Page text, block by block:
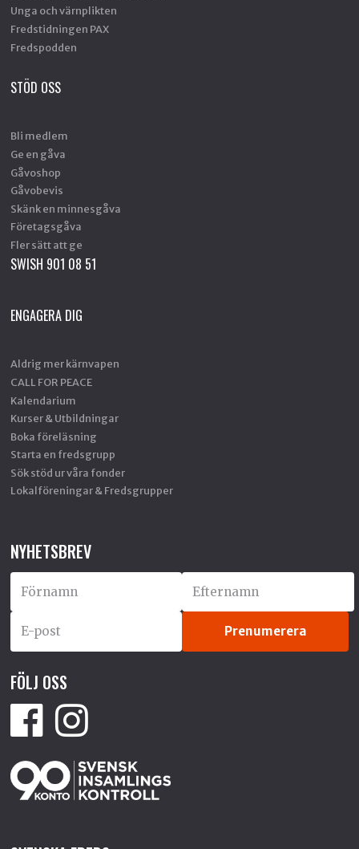
Unga och värnplikten
Fredstidningen PAX
Fredspodden
STÖD OSS
Bli medlem
Ge en gåva
Gåvoshop
Gåvobevis
Skänk en minnesgåva
Företagsgåva
Fler sätt att ge
SWISH 901 08 51
ENGAGERA DIG
Aldrig mer kärnvapen
CALL FOR PEACE
Kalendarium
Kurser & Utbildningar
Boka föreläsning
Starta en fredsgrupp
Sök stöd ur våra fonder
Lokalföreningar & Fredsgrupper
NYHETSBREV
FÖLJ OSS